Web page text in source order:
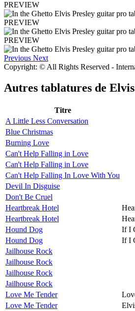
PREVIEW
PREVIEW
PREVIEW
Previous Next
Copyright: © All Rights Reserved -
Autres tablatures de
Titre
A Little Less Conversation
Blue Christmas
Burning Love
Can't Help Falling in Love
Can't Help Falling in Love
Can't Help Falling In Love With You
Devil In Disguise
Don't Be Cruel
Heartbreak Hotel
Heartbreak Hotel
Hound Dog
If I
Hound Dog
If I
Jailhouse Rock
Jailhouse Rock
Jailhouse Rock
Jailhouse Rock
Love Me Tender
Love Me Tender